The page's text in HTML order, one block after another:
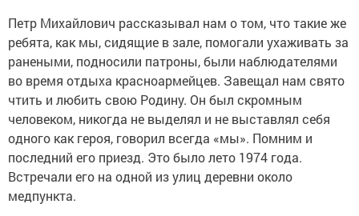
Петр Михайлович рассказывал нам о том, что такие же
ребята, как мы, сидящие в зале, помогали ухаживать за
ранеными, подносили патроны, были наблюдателями
во время отдыха красноармейцев. Завещал нам свято
чтить и любить свою Родину. Он был скромным
человеком, никогда не выделял и не выставлял себя
одного как героя, говорил всегда «мы». Помним и
последний его приезд. Это было лето 1974 года.
Встречали его на одной из улиц деревни около
медпункта.